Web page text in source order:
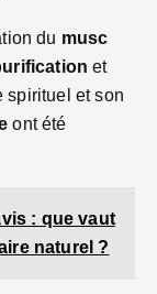
du musc
et
spirituel et son
ont été
: que vaut
naturel ?